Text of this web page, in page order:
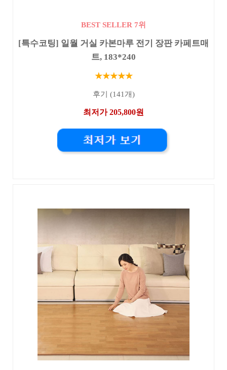
BEST SELLER 7위
[특수코팅] 일월 거실 카본마루 전기 장판 카페트매
트, 183*240
★★★★★
후기 (141개)
최저가 205,800원